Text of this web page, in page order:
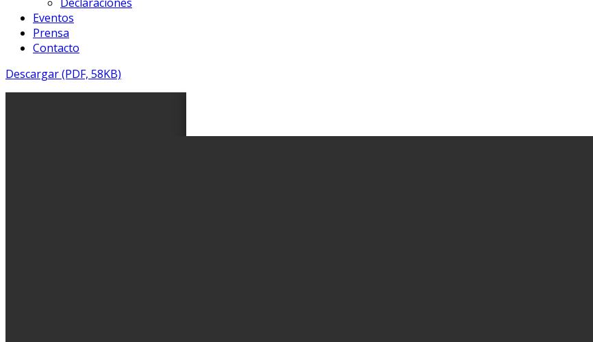
Eventos
Prensa
Contacto
Descargar (PDF, 58KB)